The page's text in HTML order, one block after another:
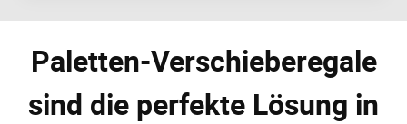
Paletten-Verschieberegale
sind die perfekte Lösung in